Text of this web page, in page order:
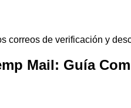
correos de verificación y
Mail: Guía